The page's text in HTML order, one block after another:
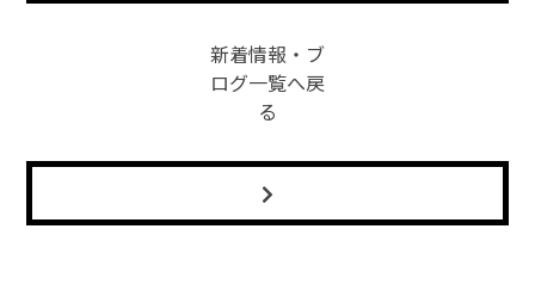
新着情報・ブ
ログ一覧へ戻
る